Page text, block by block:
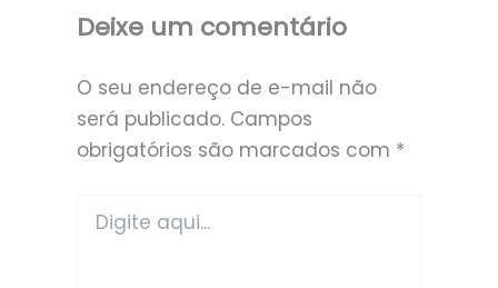
Deixe um comentário
O seu endereço de e-mail não
será publicado. Campos
obrigatórios são marcados com *
aqui...